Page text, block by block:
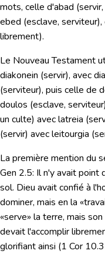
mots, celle d'abad
ebed (esclave,
librement).
Le Nouveau Testament
diakonein (servir), avec
(serviteur), puis celle de
doulos (esclave,
un culte) aveclatreia
(servir) avecleitourgia
La première mention du
Gen 2.5: Il n'y avait point
sol. Dieu avait confié à
dominer, mais en la «
«serve» la terre, mais
devait l'accomplir
glorifiant ainsi (1 Cor